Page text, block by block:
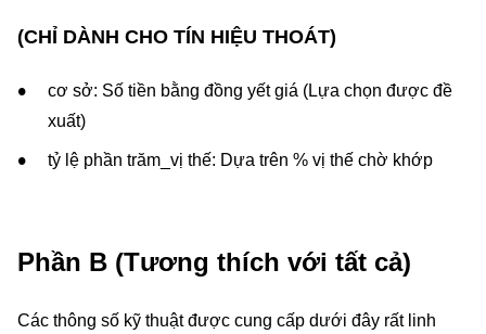
(CHỈ DÀNH CHO TÍN HIỆU THOÁT)
cơ sở: Số tiền bằng đồng yết giá (Lựa chọn được đề
xuất)
tỷ lệ phần trăm_vị thế: Dựa trên % vị thế chờ khớp
Phần B (Tương thích với tất cả)
Các thông số kỹ thuật được cung cấp dưới đây rất linh